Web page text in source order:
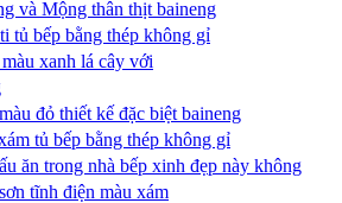
và Mộng thân thịt baineng
tủ bếp bằng thép không gỉ
xanh lá cây với
đỏ thiết kế đặc biệt baineng
tủ bếp bằng thép không gỉ
ăn trong nhà bếp xinh đẹp này không
tĩnh điện màu xám